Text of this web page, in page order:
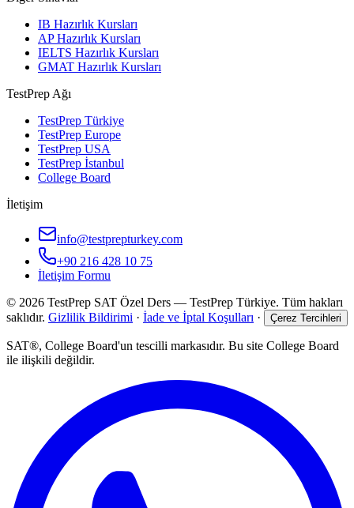
IB Hazırlık Kursları
AP Hazırlık Kursları
IELTS Hazırlık Kursları
GMAT Hazırlık Kursları
TestPrep Ağı
TestPrep Türkiye
TestPrep Europe
TestPrep USA
TestPrep İstanbul
College Board
İletişim
info@testprepturkey.com
+90 216 428 10 75
İletişim Formu
© 2026 TestPrep SAT Özel Ders — TestPrep Türkiye. Tüm hakları
saklıdır. Gizlilik Bildirimi · İade ve İptal Koşulları · Çerez Tercihleri
SAT®, College Board'un tescilli markasıdır. Bu site College Board
ile ilişkili değildir.